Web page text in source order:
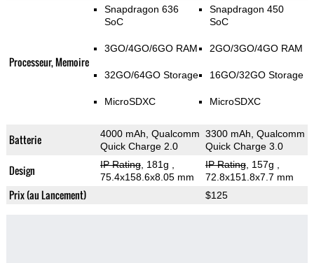
Processeur, Memoire
Snapdragon 636
SoC
3GO/4GO/6GO RAM
32GO/64GO Storage
MicroSDXC
Snapdragon 450
SoC
2GO/3GO/4GO RAM
16GO/32GO Storage
MicroSDXC
Batterie
4000 mAh, Qualcomm
Quick Charge 2.0
3300 mAh, Qualcomm
Quick Charge 3.0
Design IP Rating, 181g
75.4x158.6x8.05 mm
IP Rating, 157g
72.8x151.8x7.7 mm
Prix (au Lancement) $125